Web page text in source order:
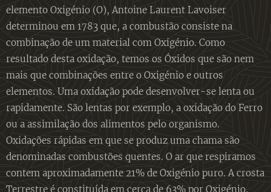
elemento Oxigénio (O), Antoine Laurent Lavoiser
determinou em 1783 que, a combustão consiste na
combinação de um material com Oxigénio. Como
resultado desta oxidação, temos os Óxidos que são nem
mais que combinações entre o Oxigénio e outros
elementos. Uma oxidação pode desenvolver-se lenta ou
rapidamente. São lentas por exemplo, a oxidação do Ferro
ou a assimilação dos alimentos pelo organismo.
Oxidações rápidas em que se produz uma chama são
denominadas combustões quentes. O ar que respiramos
contem aproximadamente 21% de Oxigénio puro. A crosta
Terrestre é constituída em cerca de 63% por Oxigénio,